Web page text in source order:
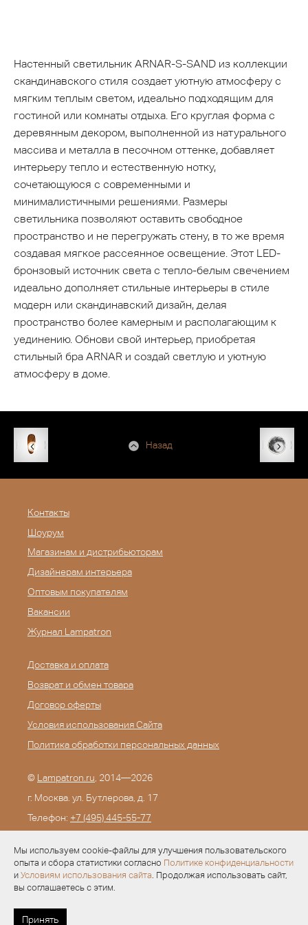
Мы используем cookie-файлы для улучшения пользовательского
опыта и сбора статистики согласно Политике конфиденциальности
и Условиям использования сайта. Продолжая использовать сайт,
вы соглашаетесь с этим.
Принять
Настенный светильник ARNAR-S-SAND из коллекции
скандинавского стиля создает уютную атмосферу с
мягким теплым светом, идеально подходящим для
гостиной или комнаты отдыха. Его круглая форма с
деревянным декором, выполненной из натурального
массива и металла в песочном оттенке, добавляет
интерьеру тепло и естественную нотку,
сочетающуюся с современными и
минималистичными решениями. Размеры
светильника позволяют оставить свободное
пространство и не перегружать стену, в то же время
создавая мягкое рассеянное освещение. Этот LED-
бронзовый источник света с тепло-белым свечением
идеально дополняет стильные интерьеры в стиле
модерн или скандинавский дизайн, делая
пространство более камерным и располагающим к
уединению. Обнови свой интерьер, приобретая
стильный бра ARNAR и создай светлую и уютную
атмосферу в доме.
Назад
Контакты
Шоурум
Магазинам и дистрибьюторам
Дизайнерам интерьера
Оптовым покупателям
Вакансии
Журнал Lampatron
Доставка и оплата
Возврат и обмен товара
Договор оферты
Условия использования Сайта
Политика обработки персональных данных
© Lampatron.ru, 2014—2026
г. Москва. ул. Бутлерова, д. 17
Телефон: +7 (495) 445-55-77
Разработка —Evid.ru